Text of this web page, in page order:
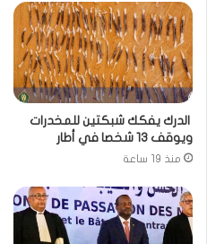
الدرك يفكك شبكتين للمخدرات
ويوقف 13 شخصا في أطار
منذ 19 ساعة